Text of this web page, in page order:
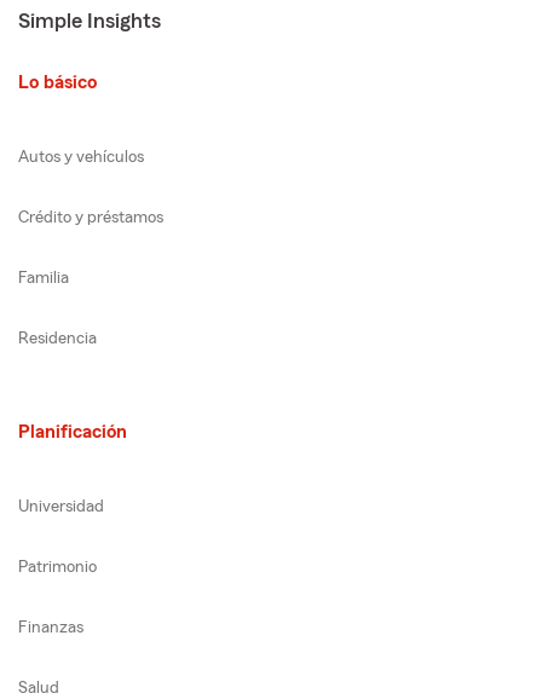
Simple Insights
Lo básico
Autos y vehículos
Crédito y préstamos
Familia
Residencia
Planificación
Universidad
Patrimonio
Finanzas
Salud